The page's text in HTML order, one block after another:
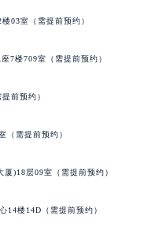
03室（需提前预约）
7楼709室（需提前预约）
前预约）
（需提前预约）
)18层09室（需提前预约）
14楼14D（需提前预约）